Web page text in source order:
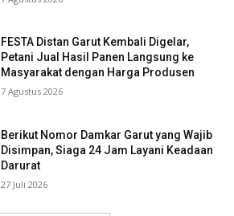
FESTA Distan Garut Kembali Digelar,
Petani Jual Hasil Panen Langsung ke
Masyarakat dengan Harga Produsen
7 Agustus 2026
Berikut Nomor Damkar Garut yang Wajib
Disimpan, Siaga 24 Jam Layani Keadaan
Darurat
27 Juli 2026